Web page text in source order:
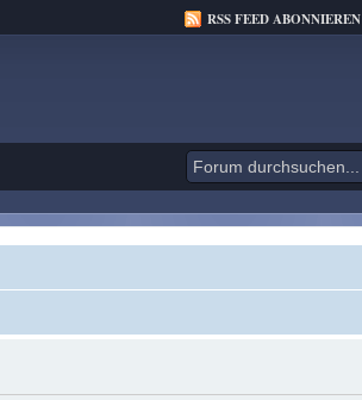
RSS FEED ABONNIEREN